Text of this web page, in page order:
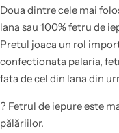
Doua dintre cele mai
lana sau 100% fetru de
Pretul joaca un rol
confectionata palaria,
fata de cel din lana din
? Fetrul de iepure este
pălăriilor.